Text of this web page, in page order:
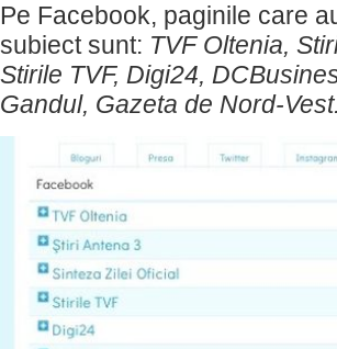
Pe Facebook, paginile care
subiect sunt: TVF Oltenia,
Stirile TVF, Digi24,
Gandul, Gazeta de Nord-Vest.